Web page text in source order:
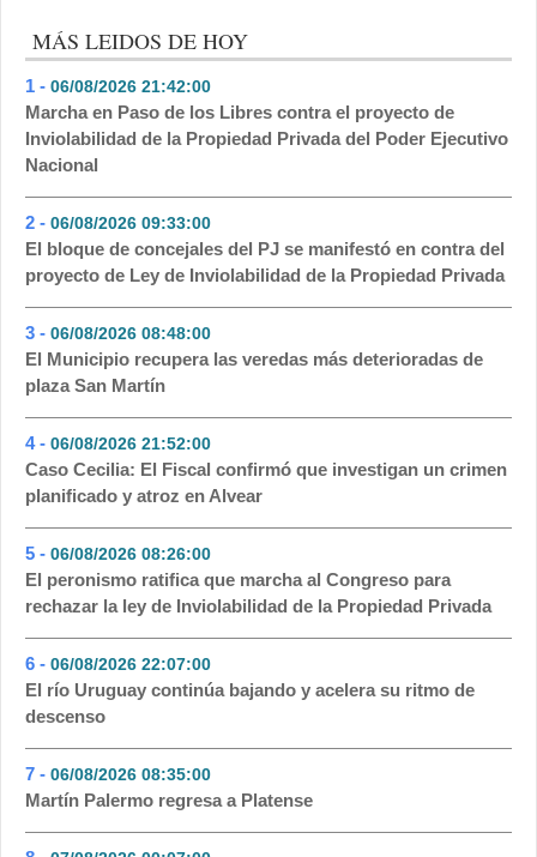
MÁS LEIDOS DE HOY
1 - 06/08/2026 21:42:00
Marcha en Paso de los Libres contra el proyecto de
Inviolabilidad de la Propiedad Privada del Poder Ejecutivo
Nacional
2 - 06/08/2026 09:33:00
El bloque de concejales del PJ se manifestó en contra del
proyecto de Ley de Inviolabilidad de la Propiedad Privada
3 - 06/08/2026 08:48:00
El Municipio recupera las veredas más deterioradas de
plaza San Martín
4 - 06/08/2026 21:52:00
Caso Cecilia: El Fiscal confirmó que investigan un crimen
planificado y atroz en Alvear
5 - 06/08/2026 08:26:00
El peronismo ratifica que marcha al Congreso para
rechazar la ley de Inviolabilidad de la Propiedad Privada
6 - 06/08/2026 22:07:00
El río Uruguay continúa bajando y acelera su ritmo de
descenso
7 - 06/08/2026 08:35:00
Martín Palermo regresa a Platense